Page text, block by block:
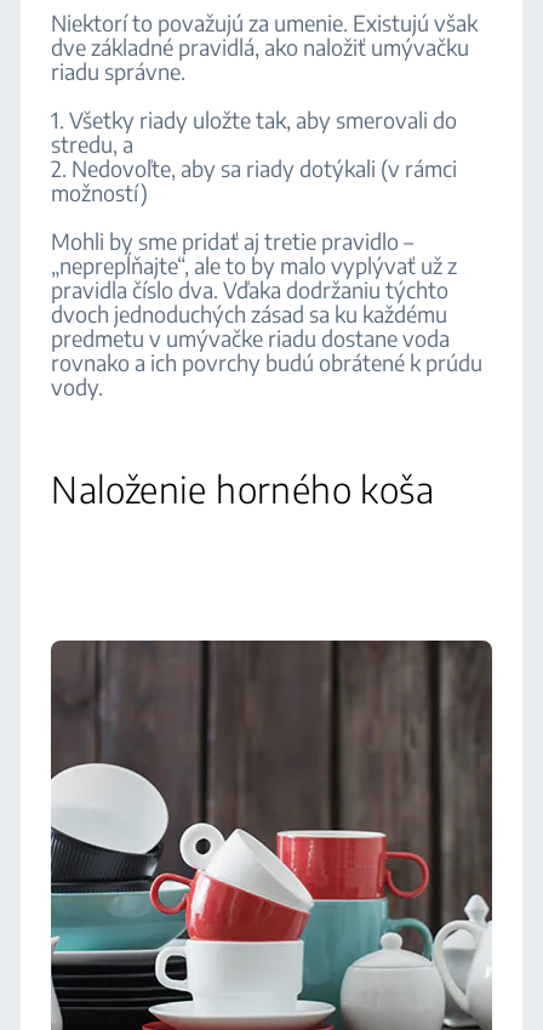
Niektorí to považujú za umenie. Existujú však
dve základné pravidlá, ako naložiť umývačku
riadu správne.
1. Všetky riady uložte tak, aby smerovali do
stredu, a
2. Nedovoľte, aby sa riady dotýkali (v rámci
možností)
Mohli by sme pridať aj tretie pravidlo –
„neprepĺňajte“, ale to by malo vyplývať už z
pravidla číslo dva. Vďaka dodržaniu týchto
dvoch jednoduchých zásad sa ku každému
predmetu v umývačke riadu dostane voda
rovnako a ich povrchy budú obrátené k prúdu
vody.
Naloženie horného koša